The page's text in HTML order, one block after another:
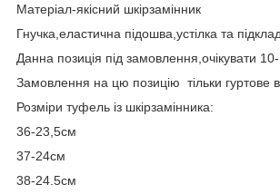
Матеріал-якісний шкірзамінник
Гнучка,еластична підошва,устілка та
Данна позиція під замовлення,очікувати 10-
Замовлення на цю позицію тільки гуртове
Розміри туфель із шкірзамінника:
36-23,5см
37-24см
38-24.5см